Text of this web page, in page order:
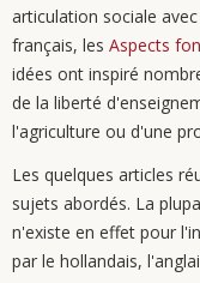
articulation sociale
français, les Aspects
idées ont inspiré
de la liberté
l'agriculture ou d'une
Les quelques articles
sujets abordés. La
n'existe en effet pour
par le hollandais,